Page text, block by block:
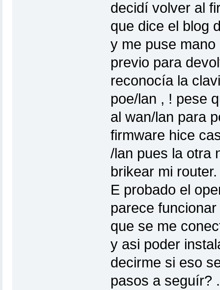
decidí volver al
que dice el blog
y me puse
previo para
reconocía la
poe/lan , ! pese
al wan/lan para
firmware hice
/lan pues la otra
brikear mi router.
E probado el
parece
que se me
y asi poder
decirme si eso
pasos a seguír?